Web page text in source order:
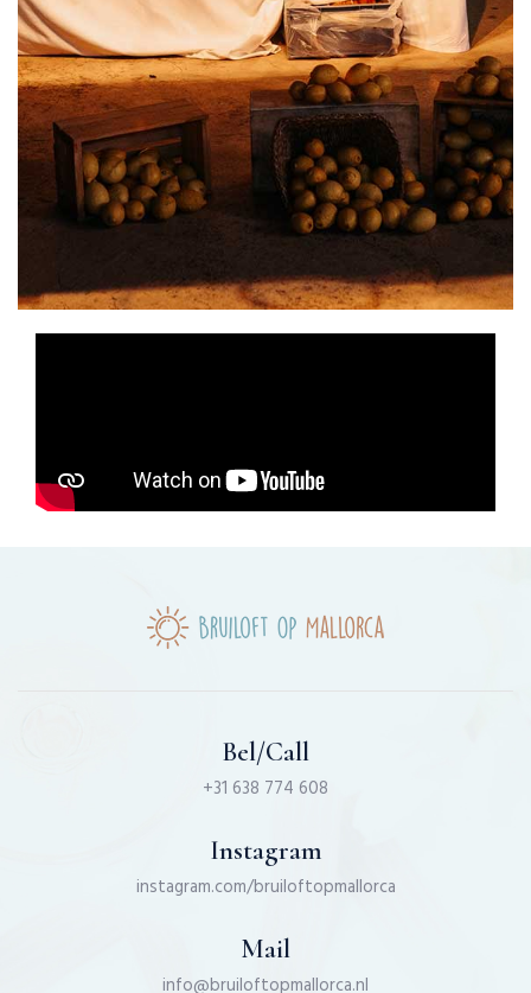
Bel/Call
+31 638 774 608
Instagram
instagram.com/bruiloftopmallorca
Mail
info@bruiloftopmallorca.nl